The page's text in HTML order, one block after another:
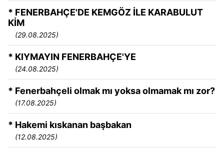
* FENERBAHÇE'DE KEMGÖZ İLE KARABULUT
KİM
(29.08.2025)
* KIYMAYIN FENERBAHÇE'YE
(24.08.2025)
* Fenerbahçeli olmak mı yoksa olmamak mı zor?
(17.08.2025)
* Hakemi kıskanan başbakan
(12.08.2025)